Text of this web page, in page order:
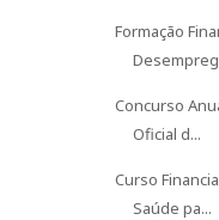
Formação
Concurso
Oficial d...
Curso
Saúde pa...